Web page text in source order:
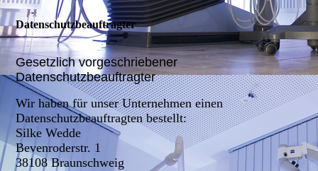
Datenschutzbeauftragter
Gesetzlich vorgeschriebener
Datenschutzbeauftragter
Wir haben für unser Unternehmen einen
Datenschutzbeauftragten bestellt:
Silke Wedde
Bevenroderstr. 1
38108 Braunschweig